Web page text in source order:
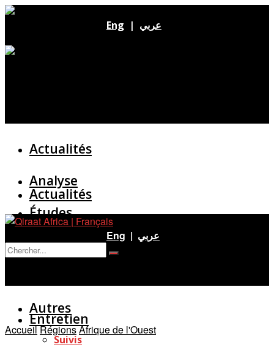
Eng | عربي
Actualités
Analyse
Études
Entretien
Autres
Suivis
Actualités
Entretien
Eng | عربي
AccueilRégionsAfrique de l'Ouest